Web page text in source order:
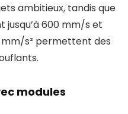
ambitieux, tandis que
jusqu’à 600 mm/s et
s² permettent des
modules